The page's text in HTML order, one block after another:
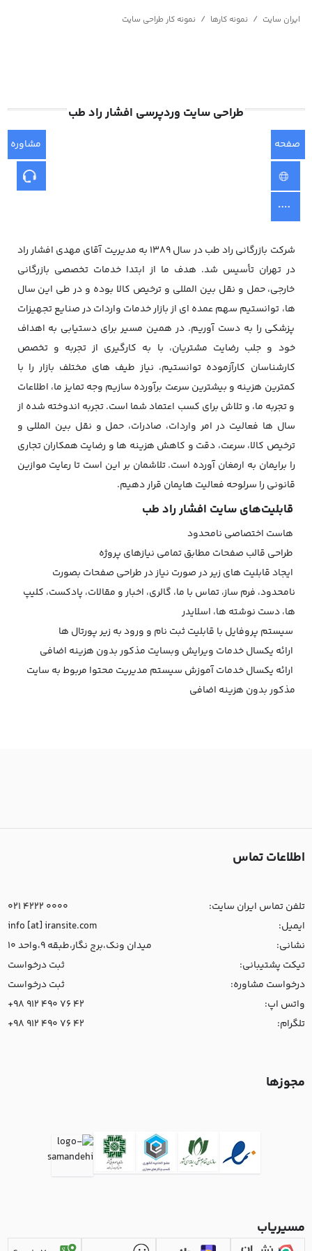
ایران سایت / نمونه کارها / نمونه کار طراحی سایت
طراحی سایت وردپرسی افشار راد طب
صفحه
اصلی
مشاوره
شرکت بازرگانی راد طب در سال ۱۳۸۹ به مدیریت آقای مهدی افشار راد
در تهران تأسیس شد. هدف ما از ابتدا خدمات تخصصی بازرگانی
خارجی، حمل و نقل بین المللی و ترخیص کالا بوده و در طی این سال
ها، توانستیم سهم عمده ای از بازار خدمات واردات در صنایع تجهیزات
پزشکی را به دست آوریم. در همین مسیر برای دستیابی به اهداف
خود و جلب رضایت مشتریان، با به کارگیری از تجربه و تخصص
کارشناسان کارآزموده توانستیم، نیاز طیف های مختلف بازار را با
کمترین هزینه و بیشترین سرعت برآورده سازیم وجه تمایز ما، اطلاعات
و تجربه ما، و تلاش برای کسب اعتماد شما است. تجربه اندوخته شده از
سال ها فعالیت در امر واردات، صادرات، حمل و نقل بین المللی و
ترخیص کالا، سرعت، دقت و کاهش هزینه ها و رضایت همکاران تجاری
را برایمان به ارمغان آورده است. تلاشمان بر این است تا رعایت موازین
قانونی را سرلوحه فعالیت هایمان قرار دهیم.
قابلیت‌های سایت افشار راد طب
هاست اختصاصی نامحدود
طراحی قالب صفحات مطابق تمامی نیازهای پروژه
ایجاد قابلیت های زیر در صورت نیاز در طراحی صفحات بصورت
نامحدود، فرم ساز، تماس با ما، گالری، اخبار و مقالات، پادکست، کلیپ
ها، دست نوشته ها، اسلایدر
سیستم پروفایل با قابلیت ثبت نام و ورود به زیر پورتال ها
ارائه یکسال خدمات ویرایش وبسایت مذکور بدون هزینه اضافی
ارائه یکسال خدمات آموزش سیستم مدیریت محتوا مربوط به سایت
مذکور بدون هزینه اضافی
اطلاعات تماس
تلفن تماس ایران سایت:
021 4222 0000
ایمیل:
info [at] iransite.com
نشانی:
میدان ونک،برج نگار،طبقه 9،واحد 10
تیکت پشتیبانی:
ثبت درخواست
درخواست مشاوره:
ثبت درخواست
واتس اپ:
+98 912 490 76 42
تلگرام:
+98 912 490 76 42
مجوزها
مسیریاب